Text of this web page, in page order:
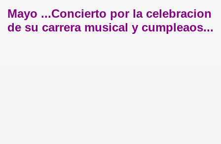
Mayo ...Concierto por la celebracion
de su carrera musical y cumpleaos...